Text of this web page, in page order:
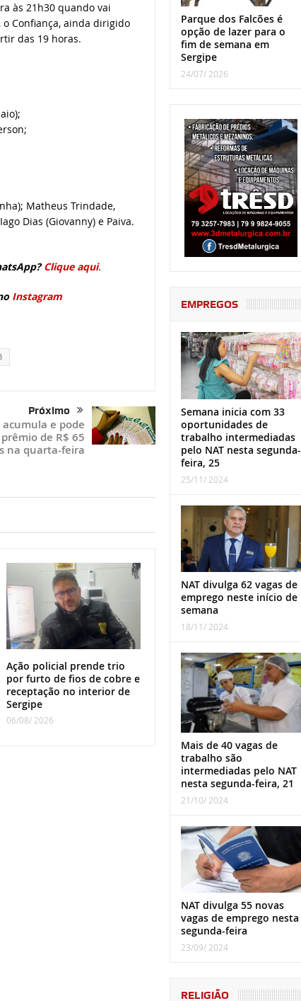
às 21h30 quando vai
o Confiança, ainda dirigido
das 19 horas.
Matheus Trindade,
Dias (Giovanny) e Paiva.
Clique aqui.
Instagram
Próximo
acumula e pode
de R$ 65
na quarta-feira
Ação policial prende trio
por furto de fios de cobre e
receptação no interior de
Sergipe
06/08/ 2026
Parque dos Falcões é
opção de lazer para o
fim de semana em
Sergipe
24/07/ 2026
EMPREGOS
Semana inicia com 33
oportunidades de
trabalho intermediadas
pelo NAT nesta segunda-
feira, 25
25/11/ 2024
NAT divulga 62 vagas de
emprego neste início de
semana
18/11/ 2024
Mais de 40 vagas de
trabalho são
intermediadas pelo NAT
nesta segunda-feira, 21
21/10/ 2024
NAT divulga 55 novas
vagas de emprego nesta
segunda-feira
23/09/ 2024
RELIGIÃO